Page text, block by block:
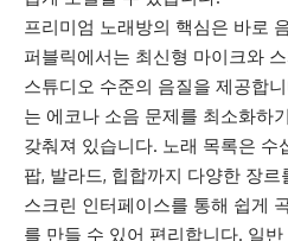
프리미엄 노래방의 핵심은 바로
퍼블릭에서는 최신형 마이크와
스튜디오 수준의 음질을 제공합
는 에코나 소음 문제를 최소화하
갖춰져 있습니다. 노래 목록은 수
팝, 발라드, 힙합까지 다양한 장
스크린 인터페이스를 통해 쉽게
를 만들 수 있어 편리합니다. 일